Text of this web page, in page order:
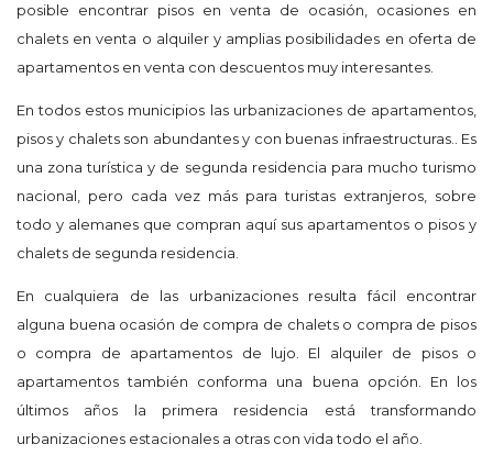
posible encontrar pisos en venta de ocasión, ocasiones en
chalets en venta o alquiler y amplias posibilidades en oferta de
apartamentos en venta con descuentos muy interesantes.
En todos estos municipios las urbanizaciones de apartamentos,
pisos y chalets son abundantes y con buenas infraestructuras.. Es
una zona turística y de segunda residencia para mucho turismo
nacional, pero cada vez más para turistas extranjeros, sobre
todo y alemanes que compran aquí sus apartamentos o pisos y
chalets de segunda residencia.
En cualquiera de las urbanizaciones resulta fácil encontrar
alguna buena ocasión de compra de chalets o compra de pisos
o compra de apartamentos de lujo. El alquiler de pisos o
apartamentos también conforma una buena opción. En los
últimos años la primera residencia está transformando
urbanizaciones estacionales a otras con vida todo el año.